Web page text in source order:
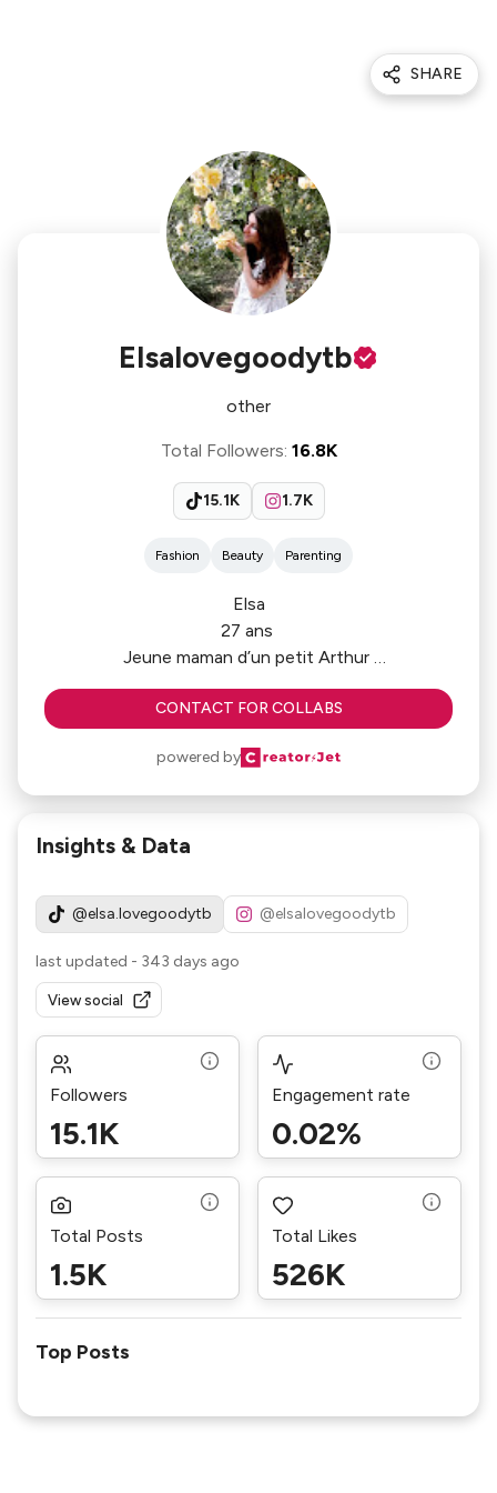
SHARE
Elsalovegoodytb
other
Total Followers: 16.8K
15.1K 1.7K
Fashion Beauty Parenting
Elsa
27 ans
Jeune maman d’un petit Arthur
Passionnée de création de contenu sur la mode la
beauté et la parentalité.
CONTACT FOR COLLABS
powered by
Insights & Data
@elsa.lovegoodytb @elsalovegoodytb
last updated - 343 days ago
View social
Followers
15.1K
Engagement rate
0.02%
Total Posts
1.5K
Total Likes
526K
Top Posts